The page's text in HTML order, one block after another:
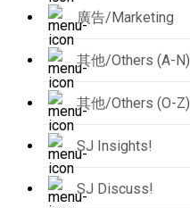
廣告/Marketing
其他/Others (A-N)
其他/Others (O-Z)
SJ Insights!
SJ Discuss!